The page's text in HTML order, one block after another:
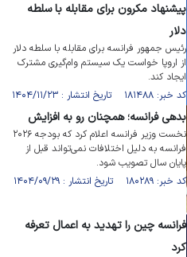
پیشنهاد مکرون برای مقابله با سلطه
دلار
رئیس جمهور فرانسه برای مقابله با سلطه دلار
از اروپا خواست یک سیستم وام‌گیری مشترک
ایجاد کند.
کد خبر: ۱۸۱۴۸۸ تاریخ انتشار : ۱۴۰۴/۱۱/۲۳
بدهی فرانسه؛ همچنان رو به افزایش
نخست وزیر فرانسه اعلام کرد که بودجه ۲۰۲۶
فرانسه به دلیل اختلافات نمی‌تواند قبل از
پایان سال تصویب شود.
کد خبر: ۱۸۰۲۸۹ تاریخ انتشار : ۱۴۰۴/۰۹/۲۹
فرانسه چین را تهدید به اعمال تعرفه
کرد